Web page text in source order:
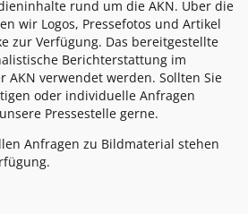
rund um die AKN. Über die
wir Logos, Pressefotos und Artikel
zur Verfügung. Das bereitgestellte
Berichterstattung im
AKN verwendet werden. Sollten Sie
oder individuelle Anfragen
Pressestelle gerne.
Anfragen zu Bildmaterial stehen